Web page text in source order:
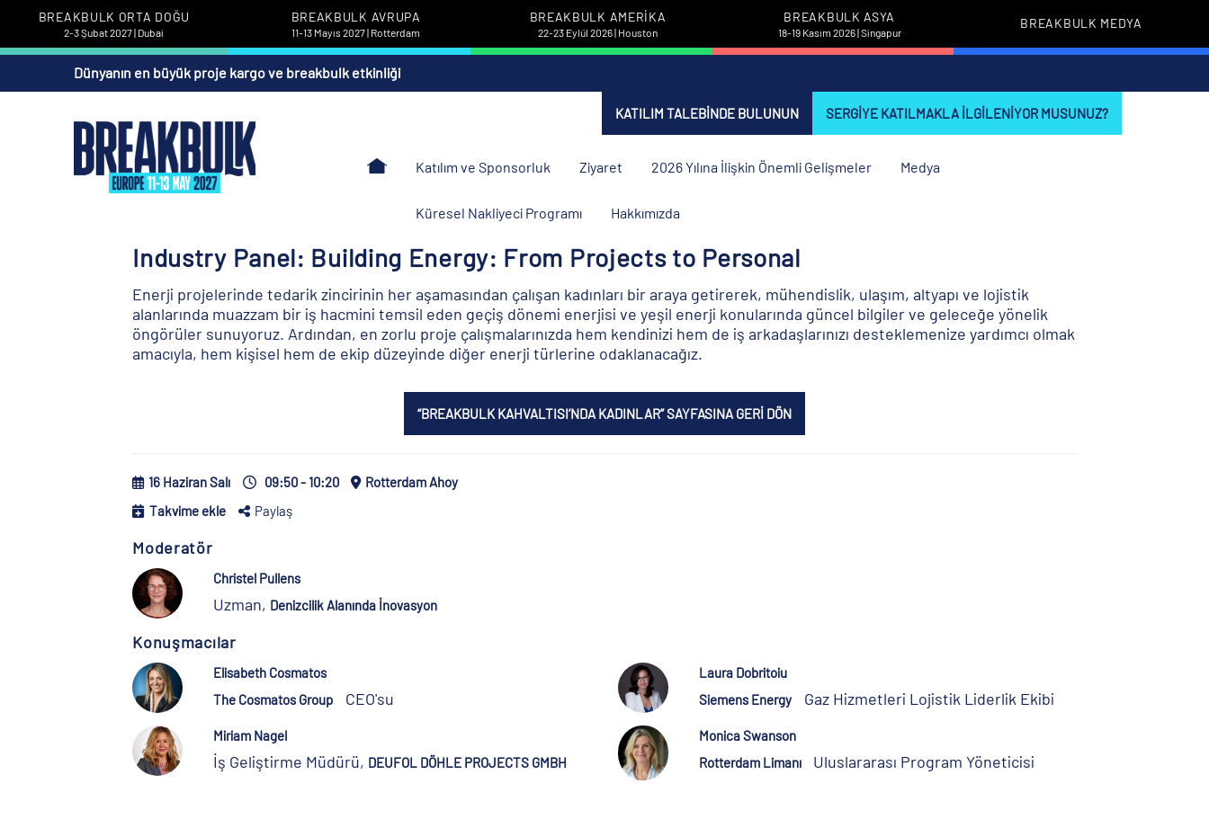
BREAKBULK ORTA DOĞU
2-3 Şubat 2027 | Dubai
BREAKBULK AVRUPA
11-13 Mayıs 2027 | Rotterdam
BREAKBULK AMERIKA
22-23 Eylül 2026 | Houston
BREAKBULK ASYA
18-19 Kasım 2026 | Singapur
BREAKBULK MEDYA
Dünyanın en büyük proje kargo ve breakbulk etkinliği
KATILIM TALEBINDE BULUNUN SERGIYE KATILMAKLA ILGILENIYOR MUSUNUZ?
Katılım ve Sponsorluk Ziyaret 2026 Yılına İlişkin Önemli Gelişmeler Medya
Küresel Nakliyeci Programı Hakkımızda
Industry Panel: Building Energy: From Projects to Personal
Enerji projelerinde tedarik zincirinin her aşamasından çalışan kadınları bir araya getirerek, mühendislik, ulaşım, altyapı ve lojistik
alanlarında muazzam bir iş hacmini temsil eden geçiş dönemi enerjisi ve yeşil enerji konularında güncel bilgiler ve geleceğe yönelik
öngörüler sunuyoruz. Ardından, en zorlu proje çalışmalarınızda hem kendinizi hem de iş arkadaşlarınızı desteklemenize yardımcı olmak
amacıyla, hem kişisel hem de ekip düzeyinde diğer enerji türlerine odaklanacağız.
“BREAKBULK KAHVALTISI’NDA KADINLAR” SAYFASINA GERI DÖN
16 Haziran Salı 09:50 - 10:20
Rotterdam Ahoy
Takvime ekle
Paylaş
Moderatör
Christel Pullens
Uzman, Denizcilik Alanında İnovasyon
Konuşmacılar
Elisabeth Cosmatos
The Cosmatos Group
CEO'su
Laura Dobritoiu
Siemens Energy
Gaz Hizmetleri Lojistik Liderlik Ekibi
Miriam Nagel
İş Geliştirme Müdürü, DEUFOL DÖHLE PROJECTS GMBH
Monica Swanson
Rotterdam Limanı
Uluslararası Program Yöneticisi